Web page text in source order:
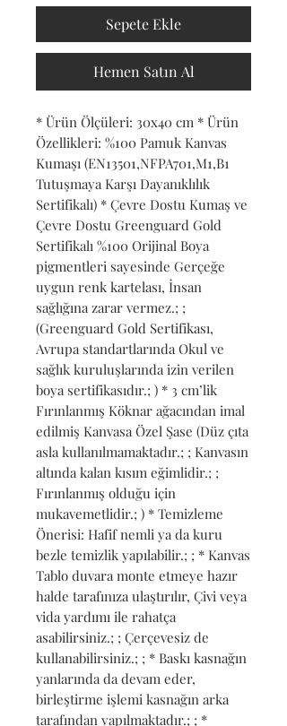
Sepete Ekle
Hemen Satın Al
* Ürün Ölçüleri: 30x40 cm * Ürün
Özellikleri: %100 Pamuk Kanvas
Kumaşı (EN13501,NFPA701,M1,B1
Tutuşmaya Karşı Dayanıklılık
Sertifikalı) * Çevre Dostu Kumaş ve
Çevre Dostu Greenguard Gold
Sertifikalı %100 Orijinal Boya
pigmentleri sayesinde Gerçeğe
uygun renk kartelası, İnsan
sağlığına zarar vermez.; ;
(Greenguard Gold Sertifikası,
Avrupa standartlarında Okul ve
sağlık kuruluşlarında izin verilen
boya sertifikasıdır.; ) * 3 cm’lik
Fırınlanmış Köknar ağacından imal
edilmiş Kanvasa Özel Şase (Düz çıta
asla kullanılmamaktadır.; ; Kanvasın
altında kalan kısım eğimlidir.; ;
Fırınlanmış olduğu için
mukavemetlidir.; ) * Temizleme
Önerisi: Hafif nemli ya da kuru
bezle temizlik yapılabilir.; ; * Kanvas
Tablo duvara monte etmeye hazır
halde tarafınıza ulaştırılır, Çivi veya
vida yardımı ile rahatça
asabilirsiniz.; ; Çerçevesiz de
kullanabilirsiniz.; ; * Baskı kasnağın
yanlarında da devam eder,
birleştirme işlemi kasnağın arka
tarafından yapılmaktadır.; ; *